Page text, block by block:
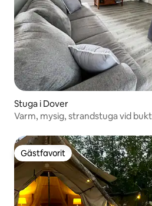
Stuga i Dover
Varm, mysig, strandstuga vid
Gästfavorit
Gästfavorit